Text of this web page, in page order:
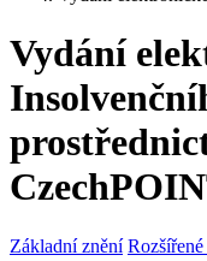
Vydání
Základní znění